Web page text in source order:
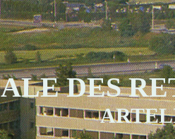
DES